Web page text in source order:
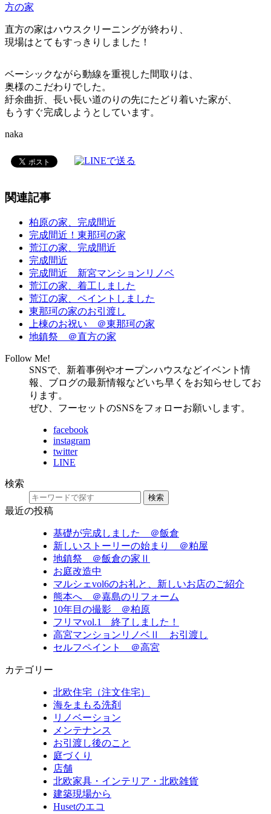
方の家
直方の家はハウスクリーニングが終わり、
現場はとてもすっきりしました！
ベーシックながら動線を重視した間取りは、
奥様のこだわりでした。
紆余曲折、長い長い道のりの先にたどり着いた家が、
もうすぐ完成しようとしています。
naka
関連記事
柏原の家、完成間近
完成間近！東那珂の家
荒江の家、完成間近
完成間近
完成間近 新宮マンションリノベ
荒江の家、着工しました
荒江の家、ペイントしました
東那珂の家のお引渡し
上棟のお祝い ＠東那珂の家
地鎮祭 ＠直方の家
Follow Me!
SNSで、新着事例やオープンハウスなどイベント情
報、ブログの最新情報などいち早くをお知らせしてお
ります。
ぜひ、フーセットのSNSをフォローお願いします。
facebook
instagram
twitter
LINE
検索
検索
最近の投稿
基礎が完成しました ＠飯倉
新しいストーリーの始まり ＠粕屋
地鎮祭 ＠飯倉の家Ⅱ
お庭改造中
マルシェvol6のお礼と、新しいお店のご紹介
熊本へ ＠嘉島のリフォーム
10年目の撮影 ＠柏原
フリマvol.1 終了しました！
高宮マンションリノベⅡ お引渡し
セルフペイント ＠高宮
カテゴリー
北欧住宅（注文住宅）
海をまもる洗剤
リノベーション
メンテナンス
お引渡し後のこと
庭づくり
店舗
北欧家具・インテリア・北欧雑貨
建築現場から
Husetのエコ